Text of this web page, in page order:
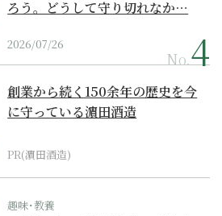
ろう。どうして守り切れなか…
2026/07/26
No.
創業から続く150余年の歴史を今
に守っている濵田酒造
PR(濵田酒造)
趣味･教養